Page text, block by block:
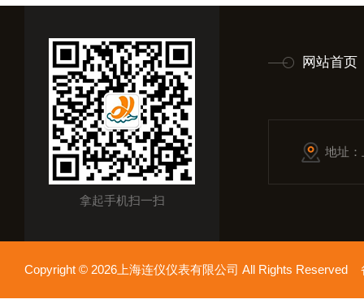
拿起手机扫一扫
网站首页
地址
Copyright © 2026上海连仪仪表有限公司 All Rights Reserved